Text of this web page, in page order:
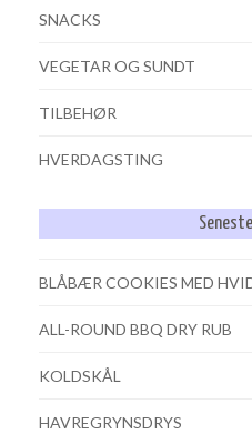
SNACKS
VEGETAR OG SUNDT
TILBEHØR
HVERDAGSTING
BLÅBÆR COOKIES MED
ALL-ROUND BBQ DRY RUB
KOLDSKÅL
HAVREGRYNSDRYS